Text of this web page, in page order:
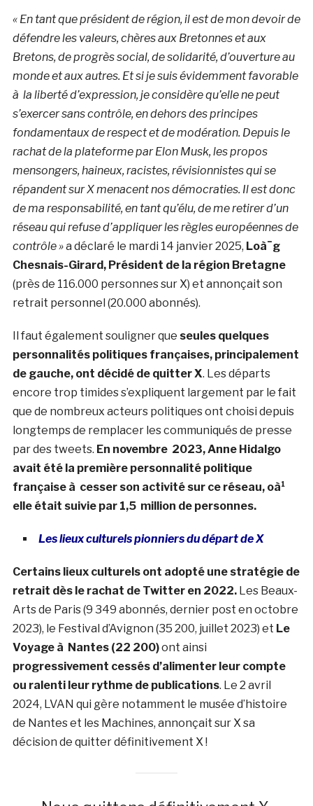
« En tant que président de région, il est de mon devoir de
défendre les valeurs, chères aux Bretonnes et aux
Bretons, de progrès social, de solidarité, d’ouverture au
monde et aux autres. Et si je suis évidemment favorable
à la liberté d’expression, je considère qu’elle ne peut
s’exercer sans contrôle, en dehors des principes
fondamentaux de respect et de modération. Depuis le
rachat de la plateforme par Elon Musk, les propos
mensongers, haineux, racistes, révisionnistes qui se
répandent sur X menacent nos démocraties. Il est donc
de ma responsabilité, en tant qu’élu, de me retirer d’un
réseau qui refuse d’appliquer les règles européennes de
contrôle »a déclaré le mardi 14 janvier 2025, Loà¯g
Chesnais-Girard, Président de la région Bretagne
(près de 116.000 personnes sur X) et annonçait son
retrait personnel (20.000 abonnés).
Il faut également souligner que seules quelques
personnalités politiques françaises, principalement
de gauche, ont décidé de quitter X. Les départs
encore trop timides s’expliquent largement par le fait
que de nombreux acteurs politiques ont choisi depuis
longtemps de remplacer les communiqués de presse
par des tweets. En novembre 2023, Anne Hidalgo
avait été la première personnalité politique
française à cesser son activité sur ce réseau, oà¹
elle était suivie par 1,5 million de personnes.
Les lieux culturels pionniers du départ de X
Certains lieux culturels ont adopté une stratégie de
retrait dès le rachat de Twitter en 2022.Les Beaux-
Arts de Paris (9 349 abonnés, dernier post en octobre
2023), le Festival d’Avignon (35 200, juillet 2023) et Le
Voyage à Nantes (22 200)ont ainsi
progressivement cessés d’alimenter leur compte
ou ralenti leur rythme de publications. Le 2 avril
2024, LVAN qui gère notamment le musée d’histoire
de Nantes et les Machines, annonçait sur X sa
décision de quitter définitivement X !